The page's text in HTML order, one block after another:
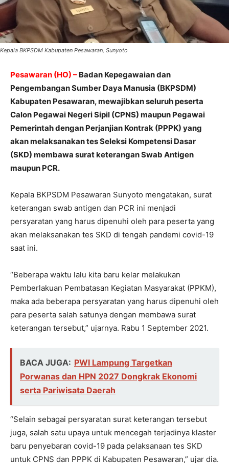
Kepala BKPSDM Kabupaten Pesawaran, Sunyoto
Pesawaran (HO) – Badan Kepegawaian dan
Pengembangan Sumber Daya Manusia (BKPSDM)
Kabupaten Pesawaran, mewajibkan seluruh peserta
Calon Pegawai Negeri Sipil (CPNS) maupun Pegawai
Pemerintah dengan Perjanjian Kontrak (PPPK) yang
akan melaksanakan tes Seleksi Kompetensi Dasar
(SKD) membawa surat keterangan Swab Antigen
maupun PCR.
Kepala BKPSDM Pesawaran Sunyoto mengatakan, surat
keterangan swab antigen dan PCR ini menjadi
persyaratan yang harus dipenuhi oleh para peserta yang
akan melaksanakan tes SKD di tengah pandemi covid-19
saat ini.
“Beberapa waktu lalu kita baru kelar melakukan
Pemberlakuan Pembatasan Kegiatan Masyarakat (PPKM),
maka ada beberapa persyaratan yang harus dipenuhi oleh
para peserta salah satunya dengan membawa surat
keterangan tersebut,” ujarnya. Rabu 1 September 2021.
BACA JUGA: PWI Lampung Targetkan
Porwanas dan HPN 2027 Dongkrak Ekonomi
serta Pariwisata Daerah
“Selain sebagai persyaratan surat keterangan tersebut
juga, salah satu upaya untuk mencegah terjadinya klaster
baru penyebaran covid-19 pada pelaksanaan tes SKD
untuk CPNS dan PPPK di Kabupaten Pesawaran,” ujar dia.